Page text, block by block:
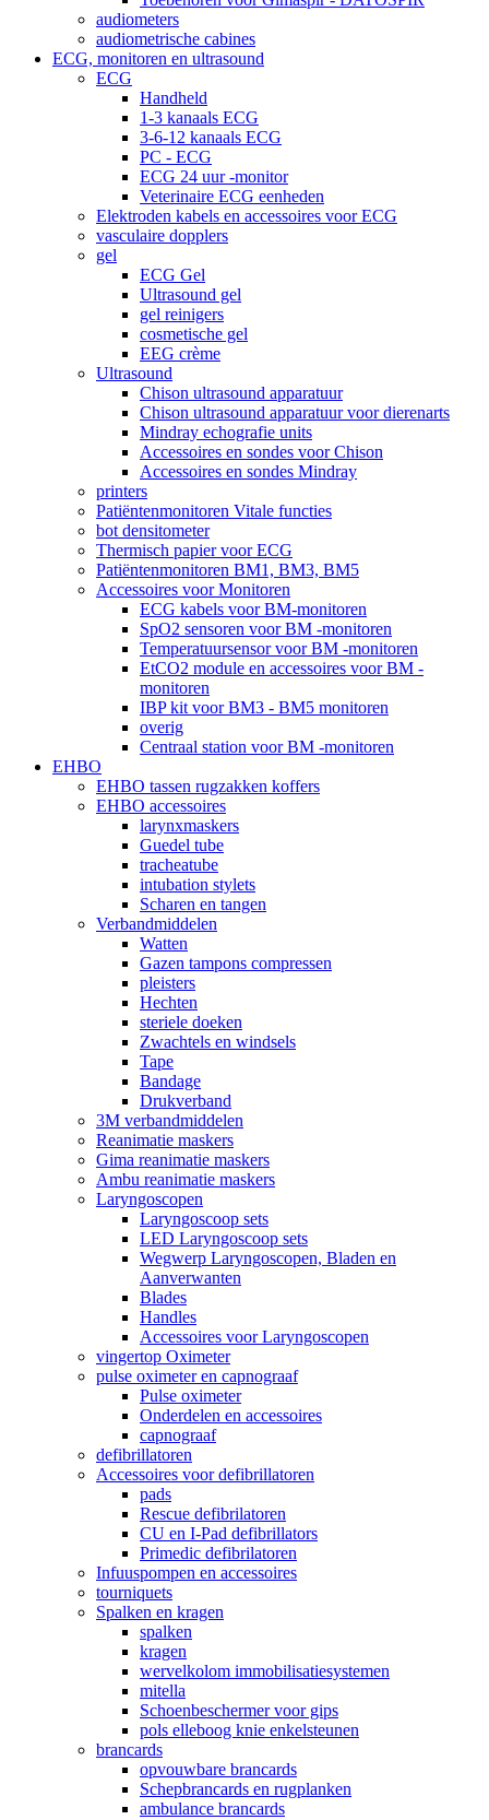
audiometers
audiometrische cabines
ECG, monitoren en ultrasound
ECG
Handheld
1-3 kanaals ECG
3-6-12 kanaals ECG
PC - ECG
ECG 24 uur -monitor
Veterinaire ECG eenheden
Elektroden kabels en accessoires voor ECG
vasculaire dopplers
gel
ECG Gel
Ultrasound gel
gel reinigers
cosmetische gel
EEG crème
Ultrasound
Chison ultrasound apparatuur
Chison ultrasound apparatuur voor dierenarts
Mindray echografie units
Accessoires en sondes voor Chison
Accessoires en sondes Mindray
printers
Patiëntenmonitoren Vitale functies
bot densitometer
Thermisch papier voor ECG
Patiëntenmonitoren BM1, BM3, BM5
Accessoires voor Monitoren
ECG kabels voor BM-monitoren
SpO2 sensoren voor BM -monitoren
Temperatuursensor voor BM -monitoren
EtCO2 module en accessoires voor BM -
monitoren
IBP kit voor BM3 - BM5 monitoren
overig
Centraal station voor BM -monitoren
EHBO
EHBO tassen rugzakken koffers
EHBO accessoires
larynxmaskers
Guedel tube
tracheatube
intubation stylets
Scharen en tangen
Verbandmiddelen
Watten
Gazen tampons compressen
pleisters
Hechten
steriele doeken
Zwachtels en windsels
Tape
Bandage
Drukverband
3M verbandmiddelen
Reanimatie maskers
Gima reanimatie maskers
Ambu reanimatie maskers
Laryngoscopen
Laryngoscoop sets
LED Laryngoscoop sets
Wegwerp Laryngoscopen, Bladen en
Aanverwanten
Blades
Handles
Accessoires voor Laryngoscopen
vingertop Oximeter
pulse oximeter en capnograaf
Pulse oximeter
Onderdelen en accessoires
capnograaf
defibrillatoren
Accessoires voor defibrillatoren
pads
Rescue defibrilatoren
CU en I-Pad defibrillators
Primedic defibrilatoren
Infuuspompen en accessoires
tourniquets
Spalken en kragen
spalken
kragen
wervelkolom immobilisatiesystemen
mitella
Schoenbeschermer voor gips
pols elleboog knie enkelsteunen
brancards
opvouwbare brancards
Schepbrancards en rugplanken
ambulance brancards